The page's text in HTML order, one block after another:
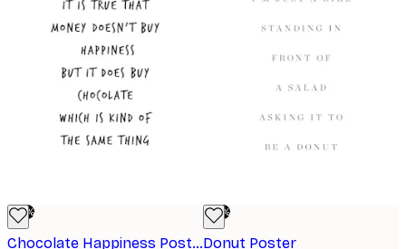
-70%
Chocolate Happiness Poster
-70%
Donut Poster